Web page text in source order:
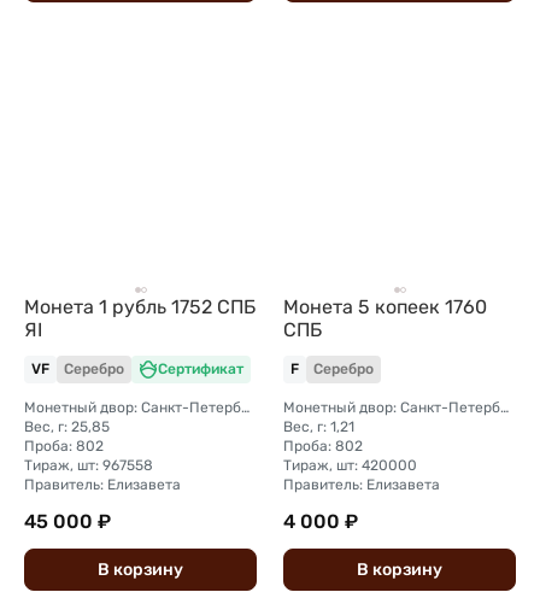
Монета 1 рубль 1752 СПБ
ЯI
VF Серебро Сертификат
Монетный двор: Санкт-Петербургский монетный двор
Вес, г: 25,85
Проба: 802
Тираж, шт: 967558
Правитель: Елизавета
45 000 ₽
В корзину
Монета 5 копеек 1760
СПБ
F Серебро
Монетный двор: Санкт-Петербургский монетный двор
Вес, г: 1,21
Проба: 802
Тираж, шт: 420000
Правитель: Елизавета
4 000 ₽
В корзину